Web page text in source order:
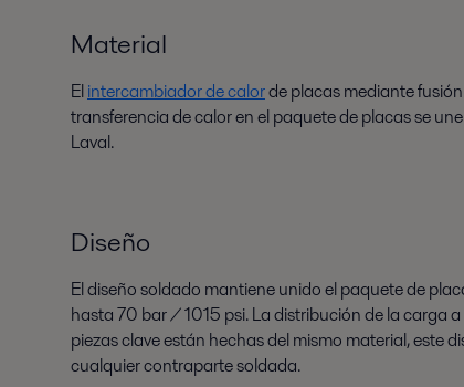
Material
Elintercambiador de calorde placas mediante
transferencia de calor en el paquete de placas se
Laval.
Diseño
El diseño soldado mantiene unido el paquete de
hasta 70 bar / 1015 psi. La distribución de la carga
piezas clave están hechas del mismo material, este
cualquier contraparte soldada.